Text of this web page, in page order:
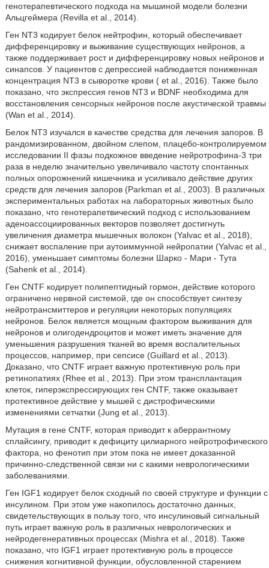
генотерапевтического подхода на мышиной модели болезни
Альцгеймера (Revilla et al., 2014).
Ген NT3 кодирует белок нейтрофин, который обеспечивает
дифференцировку и выживание существующих нейронов, а
также поддерживает рост и дифференцировку новых нейронов и
синапсов. У пациентов с депрессией наблюдается пониженная
концентрация NT3 в сыворотке крови (et al., 2016). Также было
показано, что экспрессия генов NT3 и BDNF необходима для
восстановления сенсорных нейронов после акустической травмы
(Wan et al., 2014).
Белок NT3 изучался в качестве средства для лечения запоров. В
рандомизированном, двойном слепом, плацебо-контролируемом
исследовании II фазы подкожное введение нейротрофина-3 три
раза в неделю значительно увеличивало частоту спонтанных
полных опорожнений кишечника и усиливало действие других
средств для лечения запоров (Parkman et al., 2003). В различных
экспериментальных работах на лабораторных животных было
показано, что генотерапетвический подход с использованием
аденоассоциированных векторов позволяет достигнуть
увеличения диаметра мышечных волокон (Yalvac et al., 2018),
снижает воспаление при аутоиммунной нейропатии (Yalvac et al.,
2016), уменьшает симптомы болезни Шарко - Мари - Тута
(Sahenk et al., 2014).
Ген CNTF кодирует полипептидный гормон, действие которого
ограничено нервной системой, где он способствует синтезу
нейротрансмиттеров и регуляции некоторых популяциях
нейронов. Белок является мощным фактором выживания для
нейронов и олигодендроцитов и может иметь значение для
уменьшения разрушения тканей во время воспалительных
процессов, например, при сепсисе (Guillard et al., 2013).
Доказано, что CNTF играет важную протективную роль при
ретинопатиях (Rhee et al., 2013). При этом трансплантация
клеток, гиперэкспрессирующих ген CNTF, также оказывает
протективное действие у мышей с дистрофическими
изменениями сетчатки (Jung et al., 2013).
Мутация в гене CNTF, которая приводит к аберрантному
сплайсингу, приводит к дефициту цилиарного нейротрофического
фактора, но фенотип при этом пока не имеет доказанной
причинно-следственной связи ни с какими неврологическими
заболеваниями.
Ген IGF1 кодирует белок сходный по своей структуре и функции с
инсулином. При этом уже накопилось достаточно данных,
свидетельствующих в пользу того, что инсулиновый сигнальный
путь играет важную роль в различных неврологических и
нейродегенеративных процессах (Mishra et al., 2018). Также
показано, что IGF1 играет протективную роль в процессе
снижения когнитивной функции, обусловленной старением